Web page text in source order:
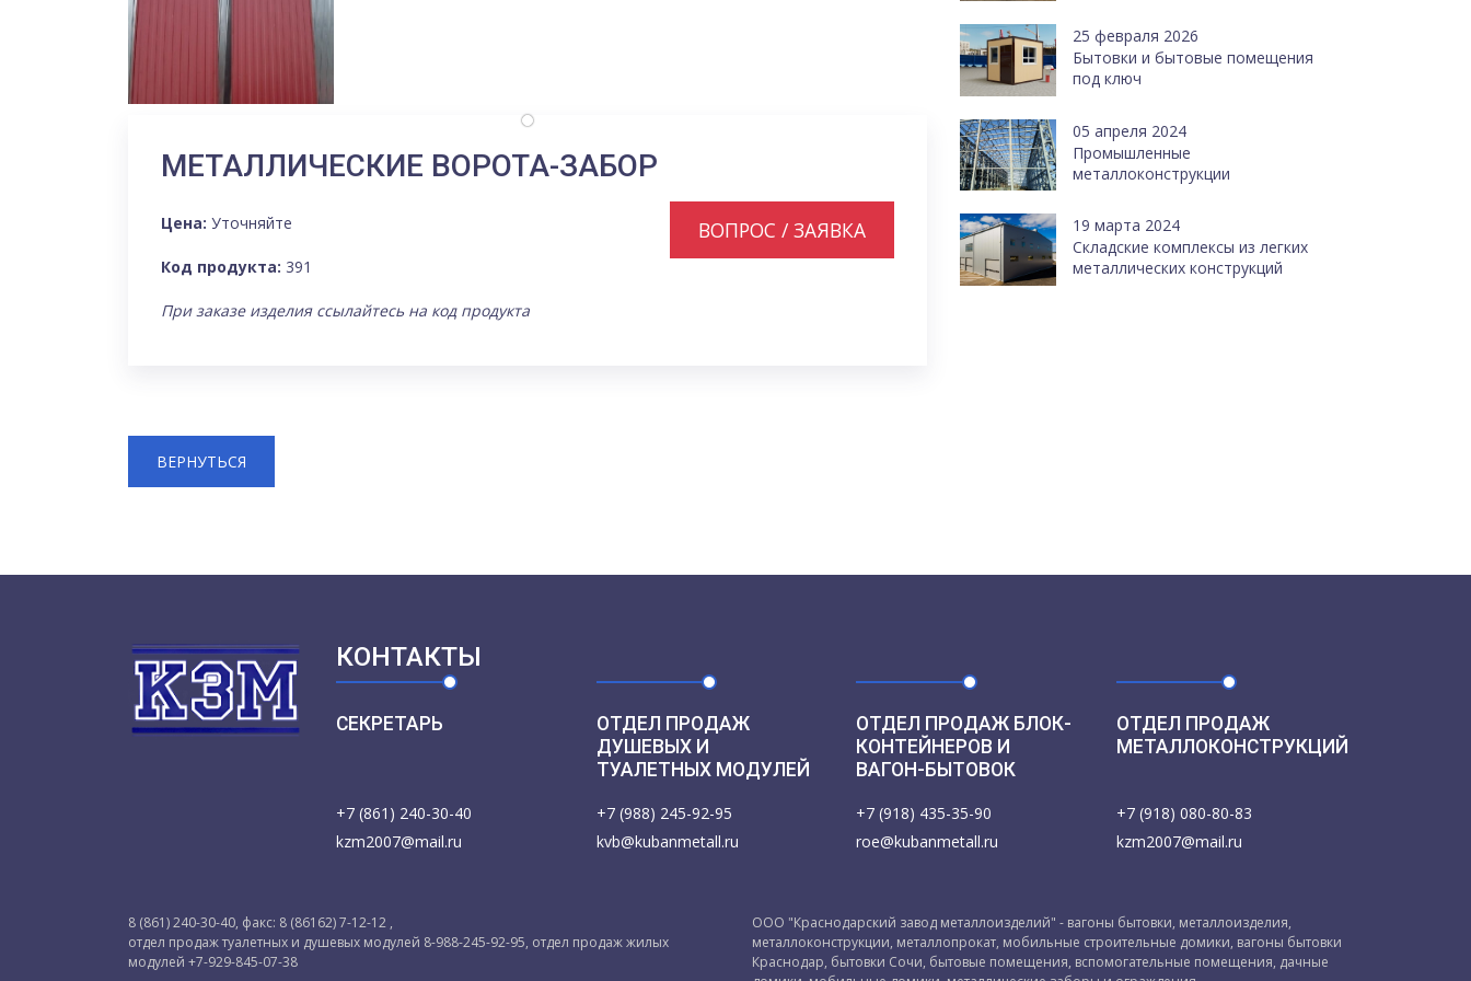
МЕТАЛЛИЧЕСКИЕ ВОРОТА-ЗАБОР
Цена: Уточняйте
Код продукта: 391
ВОПРОС / ЗАЯВКА
При заказе изделия ссылайтесь на код продукта
ВЕРНУТЬСЯ
25 февраля 2026
Бытовки и бытовые помещения
под ключ
05 апреля 2024
Промышленные
металлоконструкции
19 марта 2024
Cкладские комплексы из легких
металлических конструкций
КОНТАКТЫ
СЕКРЕТАРЬ
+7 (861) 240-30-40
kzm2007@mail.ru
ОТДЕЛ ПРОДАЖ
ДУШЕВЫХ И
ТУАЛЕТНЫХ МОДУЛЕЙ
+7 (988) 245-92-95
kvb@kubanmetall.ru
ОТДЕЛ ПРОДАЖ БЛОК-
КОНТЕЙНЕРОВ И
ВАГОН-БЫТОВОК
+7 (918) 435-35-90
roe@kubanmetall.ru
ОТДЕЛ ПРОДАЖ
МЕТАЛЛОКОНСТРУКЦИЙ
+7 (918) 080-80-83
kzm2007@mail.ru
8 (861) 240-30-40, факс: 8 (86162) 7-12-12 ,
отдел продаж туалетных и душевых модулей 8-988-245-92-95, отдел продаж жилых
модулей +7-929-845-07-38
ООО "Краснодарский завод металлоизделий" - вагоны бытовки, металлоизделия,
металлоконструкции, металлопрокат, мобильные строительные домики, вагоны бытовки
Краснодар, бытовки Сочи, бытовые помещения, вспомогательные помещения, дачные